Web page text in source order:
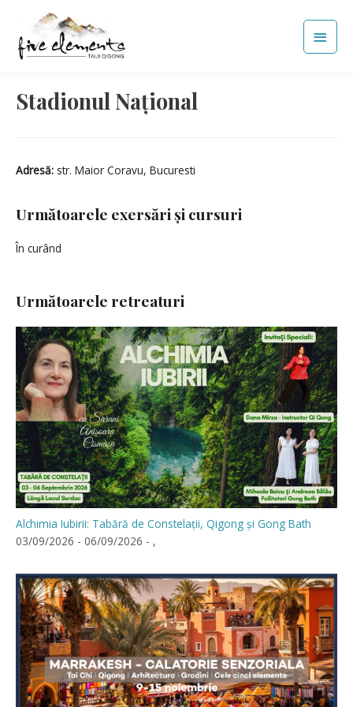
content
Main
Stadionul Național
Adresă: str. Maior Coravu, Bucuresti
Următoarele exersări și cursuri
În curând
Următoarele retreaturi
Alchimia Iubirii: Tabără de Constelații, Qigong și Gong Bath
03/09/2026 - 06/09/2026 - ,